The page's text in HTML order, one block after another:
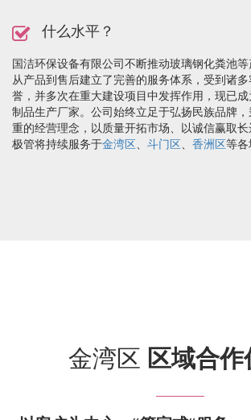
什么水平？
国洁环保设备有限公司不断推动玻璃钢化粪池等
从产品到售后建立了完善的服务体系，受到诸
誉，并多次在重大建设项目中发挥作用，现已
制品生产厂家。公司始终立足于弘扬民族品牌
重的经营理念，以质量开拓市场、以诚信赢取
极管将持续服务于金湾区、 斗门区、 香洲区等各
金湾区 区域合作